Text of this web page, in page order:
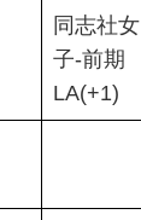
同志社女
子-前期
LA(+1)